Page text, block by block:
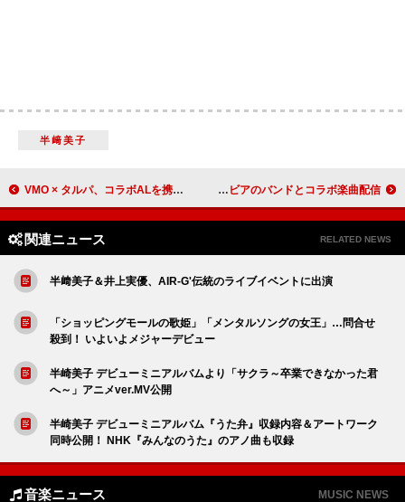
半﨑美子
VMO × タルパ、コラボALを携えた日本7都市ツアー開催 会場限定スペシャルCD発売決定 元ちとせ、デビュー25周年に東阪ビルボードライブツアー開催＆ラトビアのバンドとコラボ楽曲配信
関連ニュース RELATED NEWS
半﨑美子＆井上実優、AIR-G'伝統のライブイベントに出演
「ショッピングモールの歌姫」「メンタルソングの女王」…問合せ
殺到！ いよいよメジャーデビュー
半崎美子 デビューミニアルバムより「サクラ～卒業できなかった君
へ～」アニメver.MV公開
半崎美子 デビューミニアルバム『うた弁』収録内容＆アートワーク
同時公開！ NHK『みんなのうた』のアノ曲も収録
音楽ニュース MUSIC NEWS